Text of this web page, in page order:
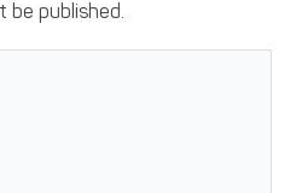
be published.